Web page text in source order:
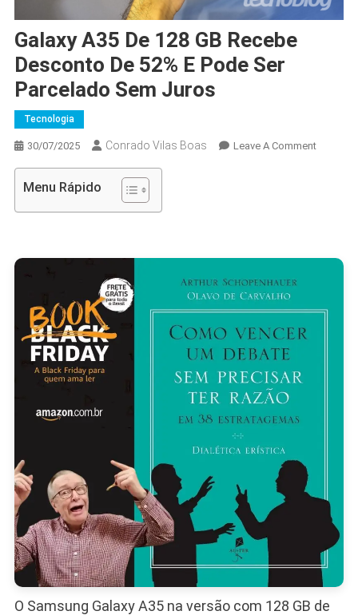
Galaxy A35 De 128 GB Recebe
Desconto De 52% E Pode Ser
Parcelado Sem Juros
Tecnologia
30/07/2025 Conrado Vilas Boas Leave A CommentOn
52%
Menu Rápido
O Samsung Galaxy A35 na versão com 128 GB de